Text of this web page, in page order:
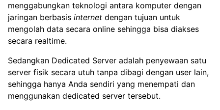
menggabungkan teknologi antara komputer dengan
jaringan berbasis internet dengan tujuan untuk
mengolah data secara online sehingga bisa diakses
secara realtime.
Sedangkan Dedicated Server adalah penyewaan satu
server fisik secara utuh tanpa dibagi dengan user lain,
sehingga hanya Anda sendiri yang menempati dan
menggunakan dedicated server tersebut.